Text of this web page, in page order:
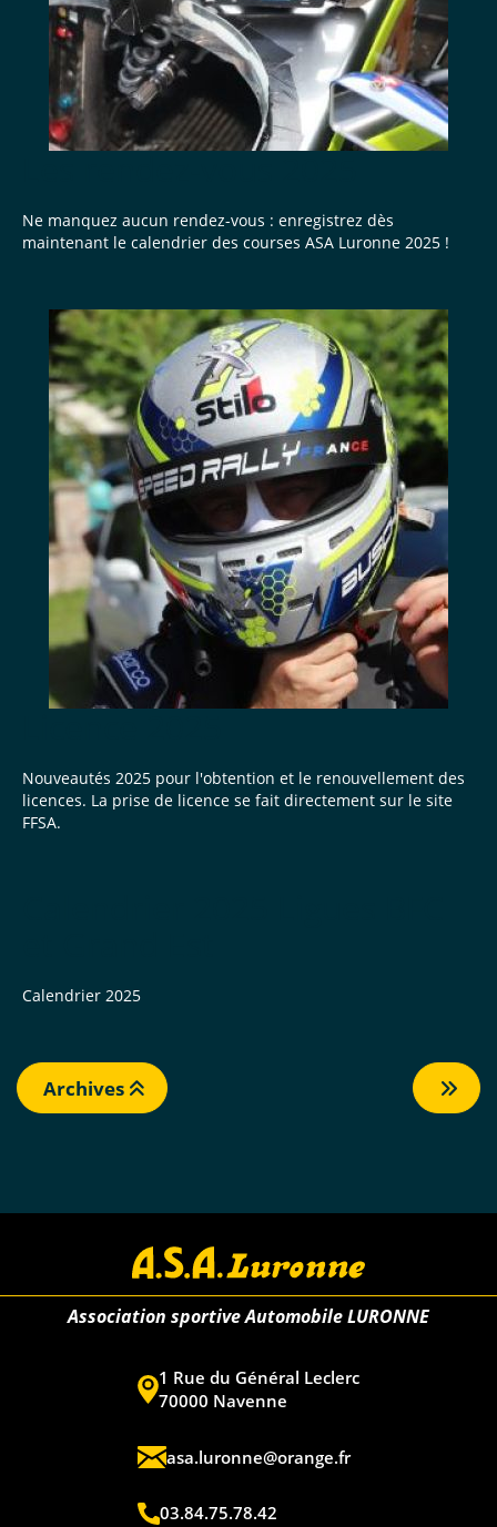
Ne manquez aucun rendez-vous : enregistrez dès
maintenant le calendrier des courses ASA Luronne 2025 !
Nouveautés 2025 pour l'obtention et le renouvellement des
licences. La prise de licence se fait directement sur le site
FFSA.
Calendrier 2025
Archives
Association sportive Automobile LURONNE
1 Rue du Général Leclerc
70000 Navenne
asa.luronne@orange.fr
03.84.75.78.42